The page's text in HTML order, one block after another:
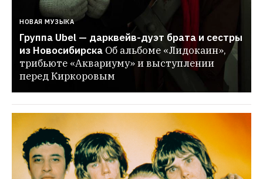
НОВАЯ МУЗЫКА
Группа Ubel — дарквейв-дуэт брата и сестры
из Новосибирска Об альбоме «Лидокаин»,
трибьюте «Аквариуму» и выступлении
перед Киркоровым